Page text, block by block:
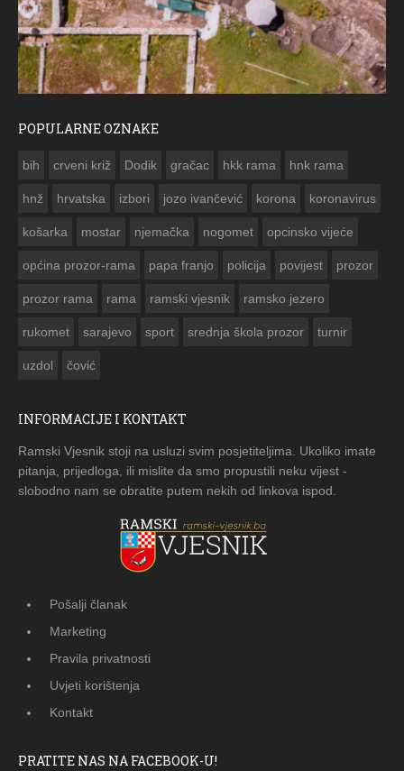
POPULARNE OZNAKE
bih crveni križ Dodik gračac hkk rama hnk rama
hnž hrvatska izbori jozo ivančević korona koronavirus
košarka mostar njemačka nogomet opcinsko vijeće
općina prozor-rama papa franjo policija povijest prozor
prozor rama rama ramski vjesnik ramsko jezero
rukomet sarajevo sport srednja škola prozor turnir
uzdol čović
INFORMACIJE I KONTAKT
Ramski Vjesnik stoji na usluzi svim posjetiteljima. Ukoliko imate
pitanja, prijedloga, ili mislite da smo propustili neku vijest -
slobodno nam se obratite putem nekih od linkova ispod.
Pošalji članak
Marketing
Pravila privatnosti
Uvjeti korištenja
Kontakt
PRATITE NAS NA FACEBOOK-U!